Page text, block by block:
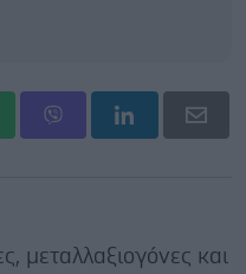
μεταλλαξιογόνες και